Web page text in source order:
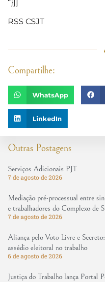
Outras Postagens
Serviços Adicionais PJT
7 de agosto de 2026
Mediação pré-processual entre
e trabalhadores do Complexo de
7 de agosto de 2026
Aliança pelo Voto Livre e
assédio eleitoral no trabalho
6 de agosto de 2026
Justiça do Trabalho lança Portal
“}]]
RSS CSJT
Compartilhe:
WhatsApp
LinkedIn